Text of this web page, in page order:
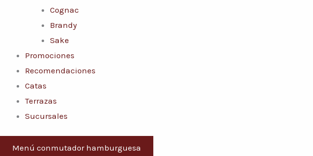
Cognac
Brandy
Sake
Promociones
Recomendaciones
Catas
Terrazas
Sucursales
Menú conmutador hamburguesa